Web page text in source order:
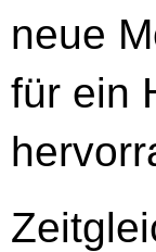
neue
für ein